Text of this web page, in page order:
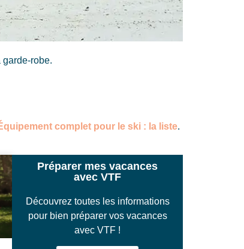
garde-robe.
complet pour le ski : la liste.
Préparer mes vacances
avec VTF
Découvrez toutes les informations
pour bien préparer vos vacances
avec VTF !